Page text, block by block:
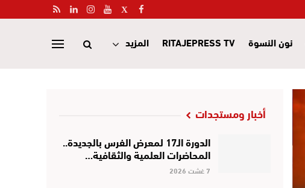
نون النسوة RITAJEPRESS TV المزيد
أخبار ومستجدات
الدورة الـ17 لمعرض الفرس بالجديدة..
المحاضرات العلمية والثقافية…
7 غشت 2026